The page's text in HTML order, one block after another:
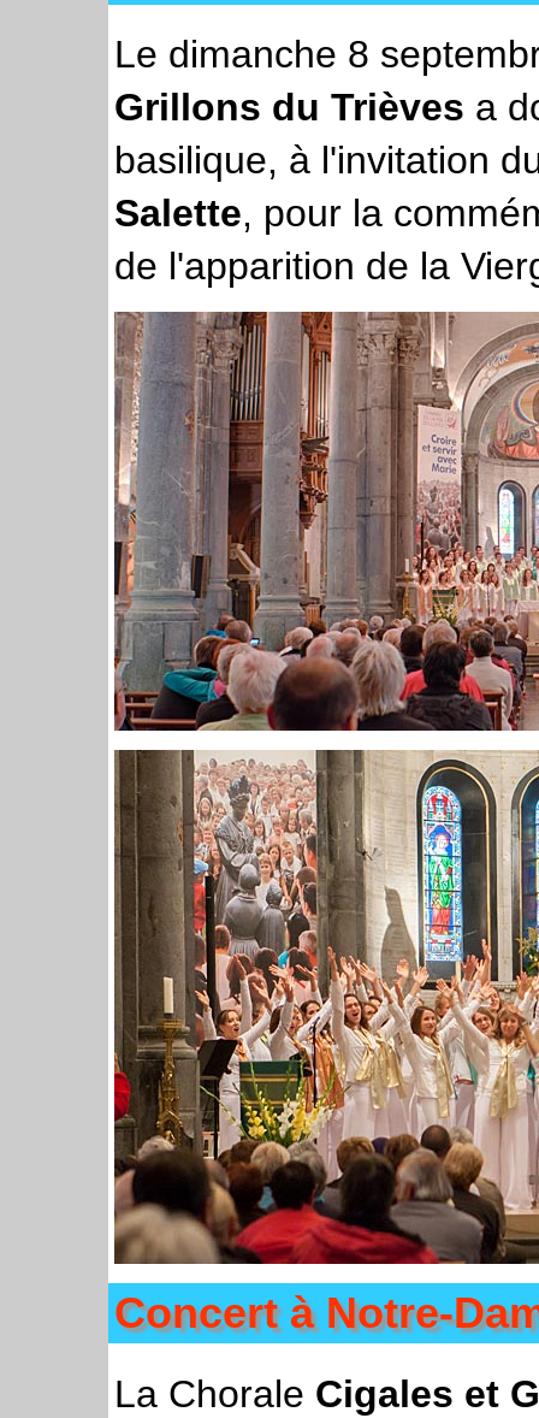
Le dimanche 8
Grillons du Trièves a
basilique, à l'invitation
Salette, pour la
de l'apparition de la
Concert à Notre-
La Chorale Cigales et